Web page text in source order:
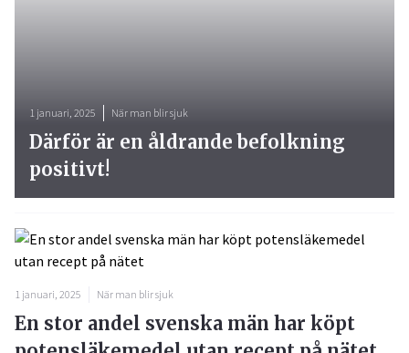
1 januari, 2025 När man blir sjuk
En stor andel svenska män har köpt
1 januari, 2025 När man blir sjuk
Därför är en åldrande befolkning
positivt!